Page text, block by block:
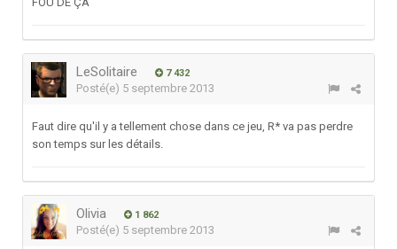
LeSolitaire 7 432
Posté(e) 5 septembre 2013
Faut dire qu'il y a tellement chose dans ce jeu, R* va pas perdre
son temps sur les détails.
Olivia 1 862
Posté(e) 5 septembre 2013